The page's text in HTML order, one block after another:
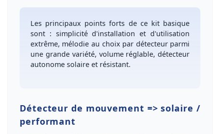
Les principaux points forts de ce kit basique
sont : simplicité d'installation et d'utilisation
extrême, mélodie au choix par détecteur parmi
une grande variété, volume réglable,détecteur
autonome solaire et résistant.
Détecteur de mouvement => solaire /
performant